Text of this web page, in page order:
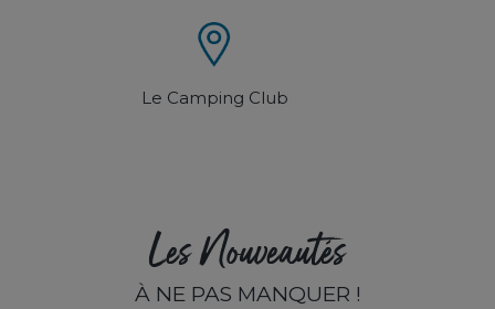
Le Camping Club
Les Nouveautés
À NE PAS MANQUER !